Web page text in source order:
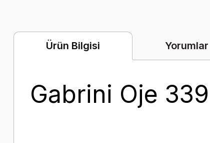
Ürün Bilgisi Yorumlar
Gabrini Oje 339